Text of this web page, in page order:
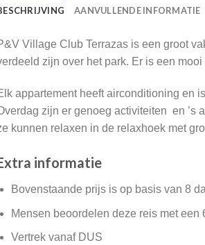
AANVULLENDE INFORMATIE
Village Club Terrazas is een groot
zijn over het park. Er is een
appartement heeft airconditioning en
zijn er genoeg activiteiten en ’s
kunnen relaxen in de relaxhoek met
informatie
Bovenstaande prijs is op basis van 8
Mensen beoordelen deze reis met een
Vertrek vanaf DUS